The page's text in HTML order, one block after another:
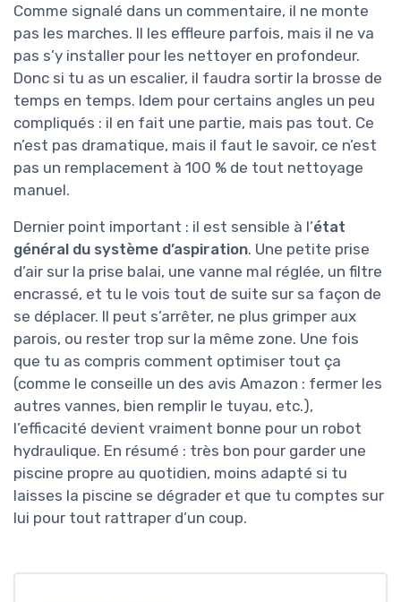
Comme signalé dans un commentaire, il ne monte
pas les marches. Il les effleure parfois, mais il ne va
pas s’y installer pour les nettoyer en profondeur.
Donc si tu as un escalier, il faudra sortir la brosse de
temps en temps. Idem pour certains angles un peu
compliqués : il en fait une partie, mais pas tout. Ce
n’est pas dramatique, mais il faut le savoir, ce n’est
pas un remplacement à 100 % de tout nettoyage
manuel.
Dernier point important : il est sensible à l’état
général du système d’aspiration. Une petite prise
d’air sur la prise balai, une vanne mal réglée, un filtre
encrassé, et tu le vois tout de suite sur sa façon de
se déplacer. Il peut s’arrêter, ne plus grimper aux
parois, ou rester trop sur la même zone. Une fois
que tu as compris comment optimiser tout ça
(comme le conseille un des avis Amazon : fermer les
autres vannes, bien remplir le tuyau, etc.),
l’efficacité devient vraiment bonne pour un robot
hydraulique. En résumé : très bon pour garder une
piscine propre au quotidien, moins adapté si tu
laisses la piscine se dégrader et que tu comptes sur
lui pour tout rattraper d’un coup.